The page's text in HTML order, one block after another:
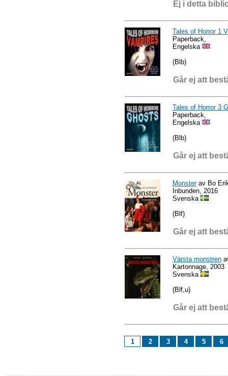
Ej i detta
Tales of Horror 1
Paperback,
Engelska
(Blb)
Går ej att
Tales of Horror 3
Paperback,
Engelska
(Blb)
Går ej att
Monsterav Bo
Inbunden, 2016
Svenska
(Blf)
Går ej att
Värsta monstren
Kartonnage, 2003
Svenska
(Blf,u)
Går ej att
1 2 3 4 5 6